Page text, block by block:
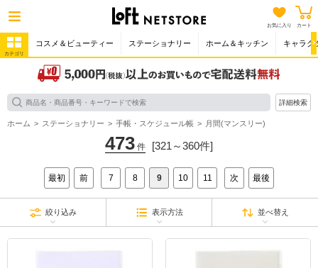
お気に入り カート
カテゴリ
コスメ＆ビューティー ステーショナリー ホーム＆キッチン キャラク
詳細検索
ホーム ステーショナリー 手帳・スケジュール帳 月間(マンスリー)
473 件 [321～360件]
最初 前 7 8 9 10 11 次 最後
絞り込み 表示方法 並べ替え